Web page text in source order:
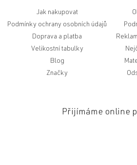
Jak nakupovat
Podmínky ochrany osobních údajů
Doprava a platba
Velikostní tabulky
Blog
Značky
Přijímáme online